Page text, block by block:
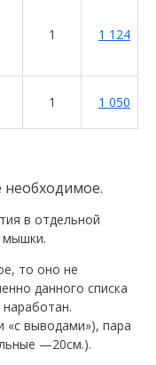
1 1 124
1 1 050
необходимое.
в отдельной
мышки.
то оно не
данного списка
«с выводами»), пара
—20см.).